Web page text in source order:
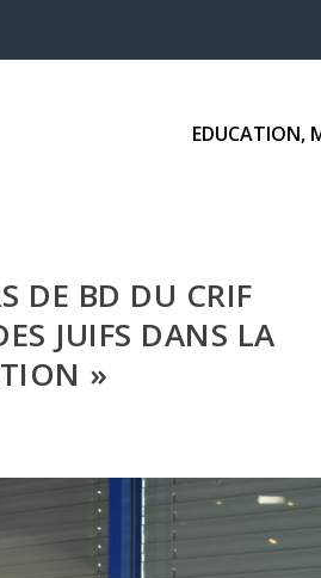
EDUCATION,
DE BD DU CRIF
JUIFS DANS LA
»